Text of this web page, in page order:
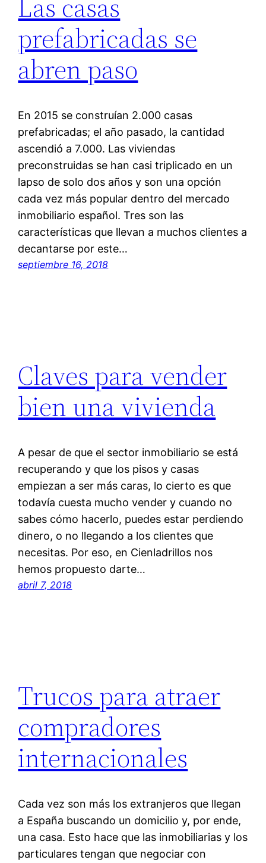
Las casas
prefabricadas se
abren paso
En 2015 se construían 2.000 casas
prefabricadas; el año pasado, la cantidad
ascendió a 7.000. Las viviendas
preconstruidas se han casi triplicado en un
lapso de solo dos años y son una opción
cada vez más popular dentro del mercado
inmobiliario español. Tres son las
características que llevan a muchos clientes a
decantarse por este…
septiembre 16, 2018
Claves para vender
bien una vivienda
A pesar de que el sector inmobiliario se está
recuperando y que los pisos y casas
empiezan a ser más caras, lo cierto es que
todavía cuesta mucho vender y cuando no
sabes cómo hacerlo, puedes estar perdiendo
dinero, o no llegando a los clientes que
necesitas. Por eso, en Cienladrillos nos
hemos propuesto darte…
abril 7, 2018
Trucos para atraer
compradores
internacionales
Cada vez son más los extranjeros que llegan
a España buscando un domicilio y, por ende,
una casa. Esto hace que las inmobiliarias y los
particulares tengan que negociar con